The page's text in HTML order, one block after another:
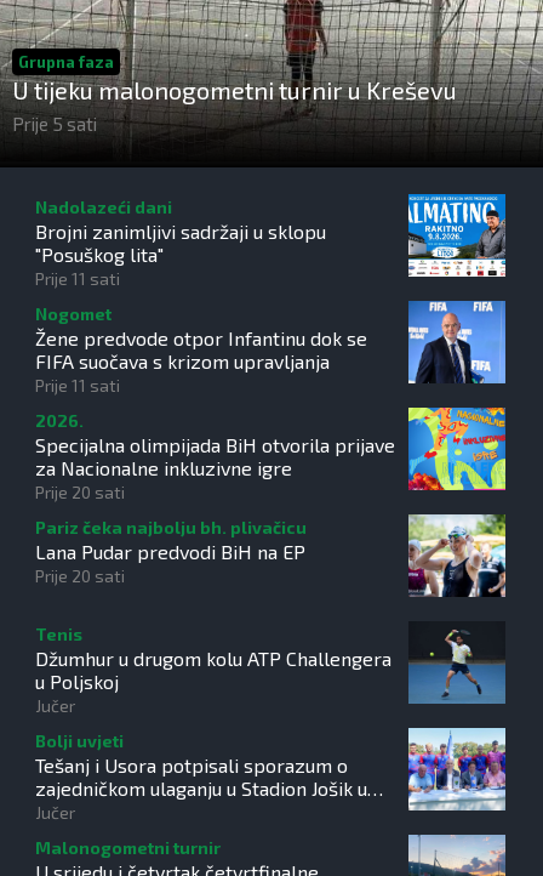
Grupna faza
U tijeku malonogometni turnir u Kreševu
Prije 5 sati
Nadolazeći dani
Brojni zanimljivi sadržaji u sklopu
"Posuškog lita"
Prije 11 sati
Nogomet
Žene predvode otpor Infantinu dok se
FIFA suočava s krizom upravljanja
Prije 11 sati
2026.
Specijalna olimpijada BiH otvorila prijave
za Nacionalne inkluzivne igre
Prije 20 sati
Pariz čeka najbolju bh. plivačicu
Lana Pudar predvodi BiH na EP
Prije 20 sati
Tenis
Džumhur u drugom kolu ATP Challengera
u Poljskoj
Jučer
Bolji uvjeti
Tešanj i Usora potpisali sporazum o
zajedničkom ulaganju u Stadion Jošik u
Tešanjci
Jučer
Malonogometni turnir